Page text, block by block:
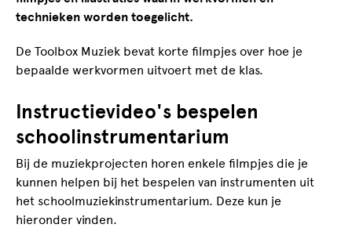
technieken worden toegelicht.
De Toolbox Muziek bevat korte filmpjes over hoe je
bepaalde werkvormen uitvoert met de klas.
Instructievideo's bespelen
schoolinstrumentarium
Bij de muziekprojecten horen enkele filmpjes die je
kunnen helpen bij het bespelen van instrumenten uit
het schoolmuziekinstrumentarium. Deze kun je
hieronder vinden.